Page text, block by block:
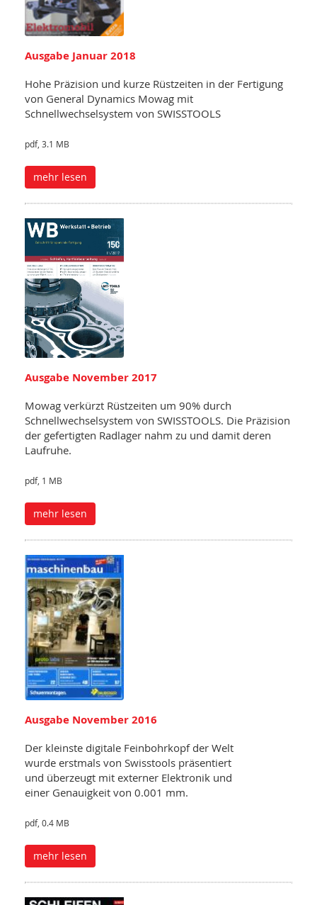
Ausgabe Januar 2018
Hohe Präzision und kurze Rüstzeiten in der Fertigung
von General Dynamics Mowag mit
Schnellwechselsystem von SWISSTOOLS
pdf, 3.1 MB
mehr lesen
Ausgabe November 2017
Mowag verkürzt Rüstzeiten um 90% durch
Schnellwechselsystem von SWISSTOOLS. Die Präzision
der gefertigten Radlager nahm zu und damit deren
Laufruhe.
pdf, 1 MB
mehr lesen
Ausgabe November 2016
Der kleinste digitale Feinbohrkopf der Welt
wurde erstmals von Swisstools präsentiert
und überzeugt mit externer Elektronik und
einer Genauigkeit von 0.001 mm.
pdf, 0.4 MB
mehr lesen